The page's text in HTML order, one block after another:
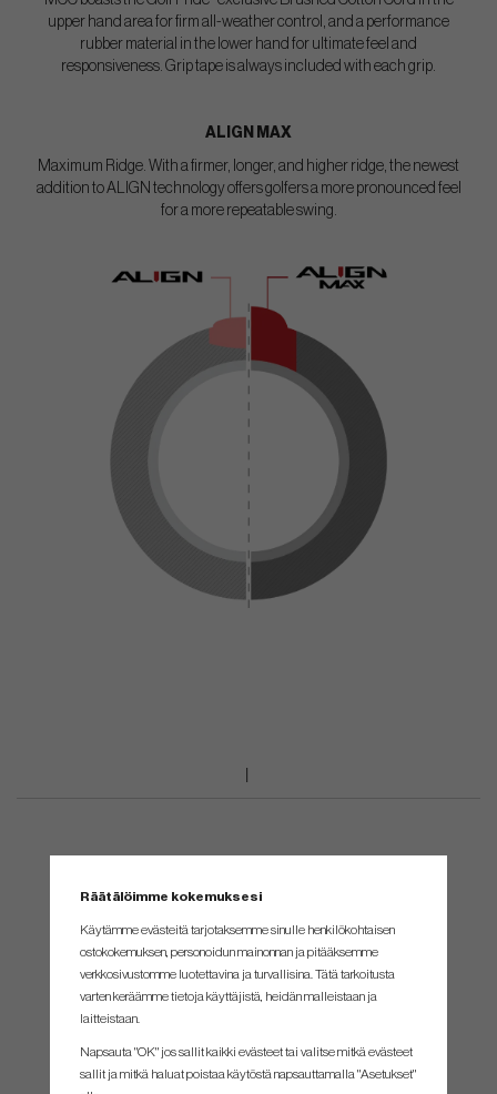
upper hand area for firm all-weather control, and a performance
rubber material in the lower hand for ultimate feel and
responsiveness. Grip tape is always included with each grip.
ALIGN MAX
Maximum Ridge. With a firmer, longer, and higher ridge, the newest
addition to ALIGN technology offers golfers a more pronounced feel
for a more repeatable swing.
Räätälöimme kokemuksesi
Käytämme evästeitä tarjotaksemme sinulle henkilökohtaisen
ostokokemuksen, personoidun mainonnan ja pitääksemme
verkkosivustomme luotettavina ja turvallisina. Tätä tarkoitusta
varten keräämme tietoja käyttäjistä, heidän malleistaan ​​ja
laitteistaan.
Napsauta "OK" jos sallit kaikki evästeet tai valitse mitkä evästeet
sallit ja mitkä haluat poistaa käytöstä napsauttamalla "Asetukset"